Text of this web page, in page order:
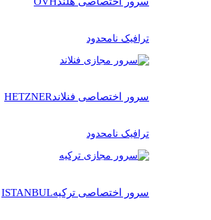
ترافیک نامحدود
سرور اختصاصی فنلاندHETZNER
ترافیک نامحدود
سرور اختصاصی ترکیهISTANBUL